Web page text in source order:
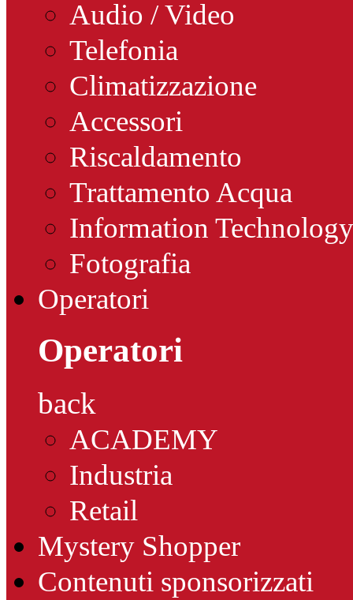
Audio / Video
Telefonia
Climatizzazione
Accessori
Riscaldamento
Trattamento Acqua
Information Technology
Fotografia
Operatori
Operatori
back
ACADEMY
Industria
Retail
Mystery Shopper
Contenuti sponsorizzati